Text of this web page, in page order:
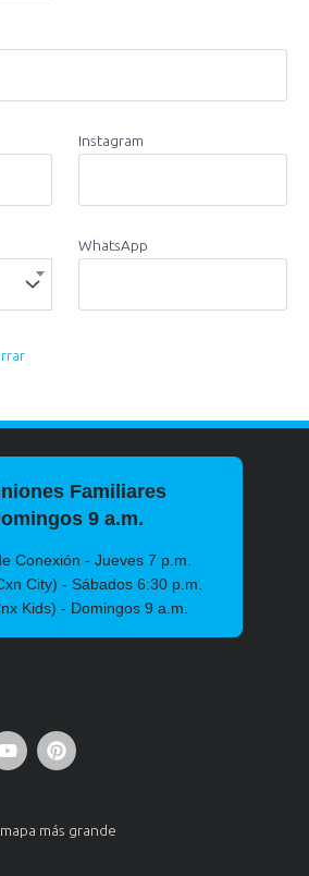
Instagram
WhatsApp
Familiares
9 a.m.
Conexión - Jueves 7 p.m.
City) - Sábados 6:30 p.m.
Kids) - Domingos 9 a.m.